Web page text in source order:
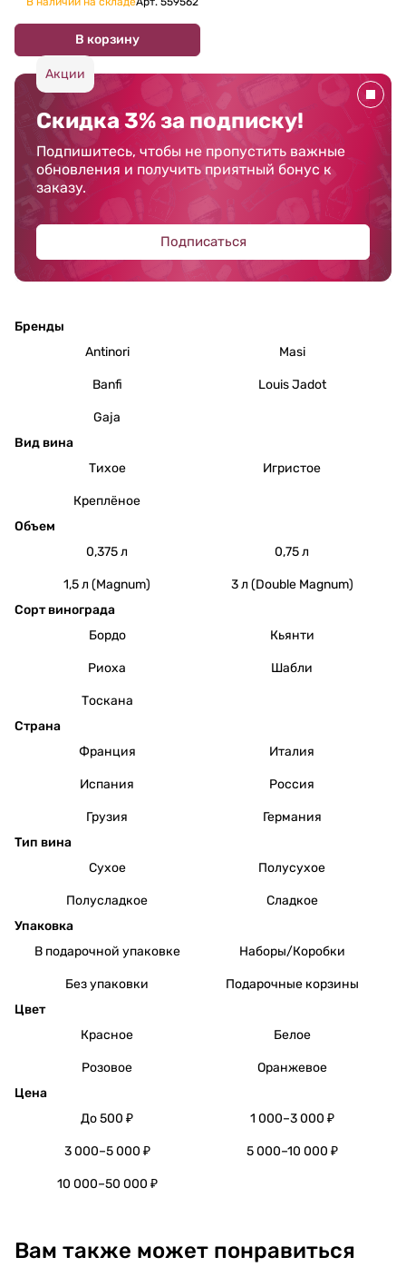
В корзину
Акции
Скидка 3% за подписку!
Подпишитесь, чтобы не пропустить важные
обновления и получить приятный бонус к
заказу.
Подписаться
Бренды
Antinori
Masi
Banfi Louis Jadot
Gaja
Вид вина
Тихое
Игристое
Креплёное
Объем
0,375 л
0,75 л
1,5 л (Magnum)
3 л (Double Magnum)
Сорт винограда
Бордо
Кьянти
Риоха Шабли
Тоскана
Страна
Франция
Италия
Испания Россия
Грузия
Германия
Тип вина
Сухое
Полусухое
Полусладкое
Сладкое
Упаковка
В подарочной упаковке
Наборы/Коробки
Без упаковки
Подарочные корзины
Цвет
Красное
Белое
Розовое
Оранжевое
Цена
До 500 ₽
1 000–3 000 ₽
3 000–5 000 ₽ 5 000–10 000 ₽
10 000–50 000 ₽
Вам также может понравиться